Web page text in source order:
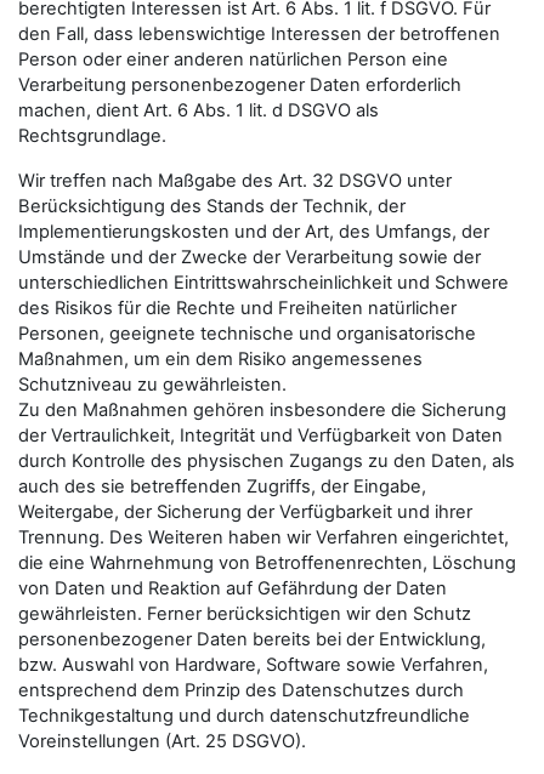
berechtigten Interessen ist Art. 6 Abs. 1 lit. f DSGVO. Für
den Fall, dass lebenswichtige Interessen der betroffenen
Person oder einer anderen natürlichen Person eine
Verarbeitung personenbezogener Daten erforderlich
machen, dient Art. 6 Abs. 1 lit. d DSGVO als
Rechtsgrundlage.
Wir treffen nach Maßgabe des Art. 32 DSGVO unter
Berücksichtigung des Stands der Technik, der
Implementierungskosten und der Art, des Umfangs, der
Umstände und der Zwecke der Verarbeitung sowie der
unterschiedlichen Eintrittswahrscheinlichkeit und Schwere
des Risikos für die Rechte und Freiheiten natürlicher
Personen, geeignete technische und organisatorische
Maßnahmen, um ein dem Risiko angemessenes
Schutzniveau zu gewährleisten.
Zu den Maßnahmen gehören insbesondere die Sicherung
der Vertraulichkeit, Integrität und Verfügbarkeit von Daten
durch Kontrolle des physischen Zugangs zu den Daten, als
auch des sie betreffenden Zugriffs, der Eingabe,
Weitergabe, der Sicherung der Verfügbarkeit und ihrer
Trennung. Des Weiteren haben wir Verfahren eingerichtet,
die eine Wahrnehmung von Betroffenenrechten, Löschung
von Daten und Reaktion auf Gefährdung der Daten
gewährleisten. Ferner berücksichtigen wir den Schutz
personenbezogener Daten bereits bei der Entwicklung,
bzw. Auswahl von Hardware, Software sowie Verfahren,
entsprechend dem Prinzip des Datenschutzes durch
Technikgestaltung und durch datenschutzfreundliche
Voreinstellungen (Art. 25 DSGVO).